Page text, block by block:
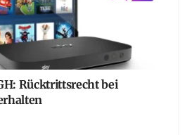
Rücktrittsrecht bei